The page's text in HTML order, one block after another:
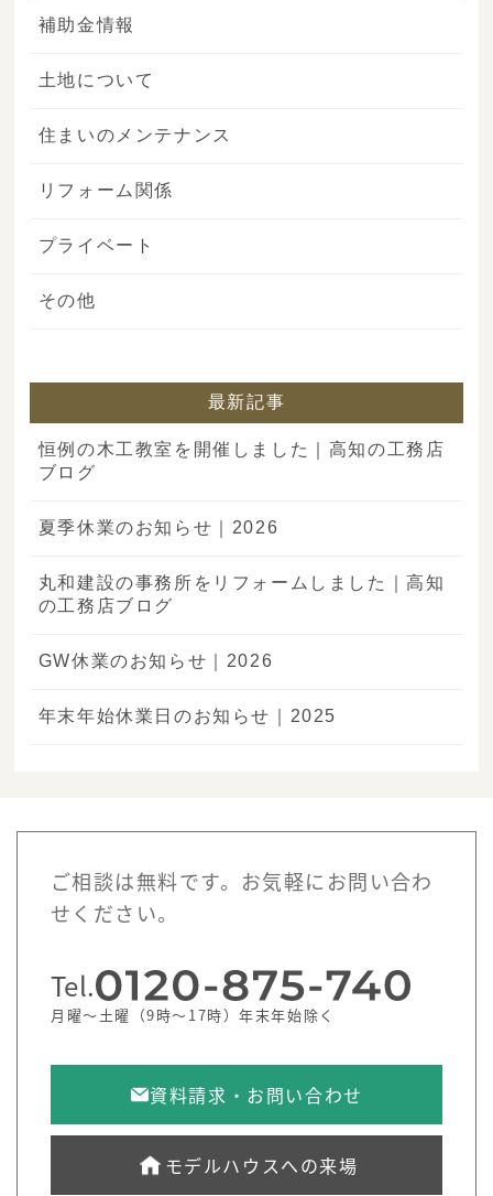
補助金情報
土地について
住まいのメンテナンス
リフォーム関係
プライベート
その他
最新記事
恒例の木工教室を開催しました｜高知の工務店
ブログ
夏季休業のお知らせ｜2026
丸和建設の事務所をリフォームしました｜高知
の工務店ブログ
GW休業のお知らせ｜2026
年末年始休業日のお知らせ｜2025
ご相談は無料です。お気軽にお問い合わ
せください。
Tel.
月曜～土曜（9時～17時）年末年始除く
資料請求・お問い合わせ
モデルハウスへの来場